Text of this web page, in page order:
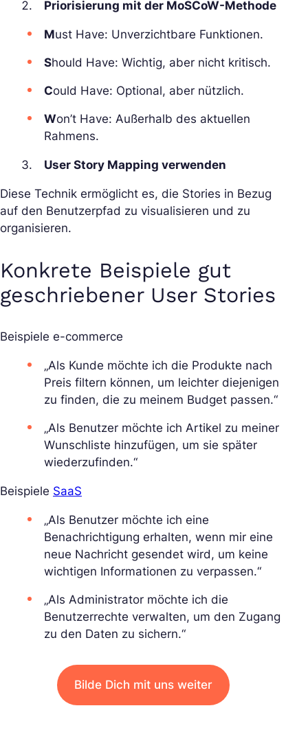
Priorisierung mit der MoSCoW-Methode
Must Have: Unverzichtbare Funktionen.
Should Have: Wichtig, aber nicht kritisch.
Could Have: Optional, aber nützlich.
Won’t Have: Außerhalb des aktuellen
Rahmens.
User Story Mapping verwenden
Diese Technik ermöglicht es, die Stories in Bezug
auf den Benutzerpfad zu visualisieren und zu
organisieren.
Konkrete Beispiele gut
geschriebener User Stories
Beispiele e-commerce
„Als Kunde möchte ich die Produkte nach
Preis filtern können, um leichter diejenigen
zu finden, die zu meinem Budget passen.“
„Als Benutzer möchte ich Artikel zu meiner
Wunschliste hinzufügen, um sie später
wiederzufinden.“
Beispiele SaaS
„Als Benutzer möchte ich eine
Benachrichtigung erhalten, wenn mir eine
neue Nachricht gesendet wird, um keine
wichtigen Informationen zu verpassen.“
„Als Administrator möchte ich die
Benutzerrechte verwalten, um den Zugang
zu den Daten zu sichern.“
Bilde Dich mit uns weiter